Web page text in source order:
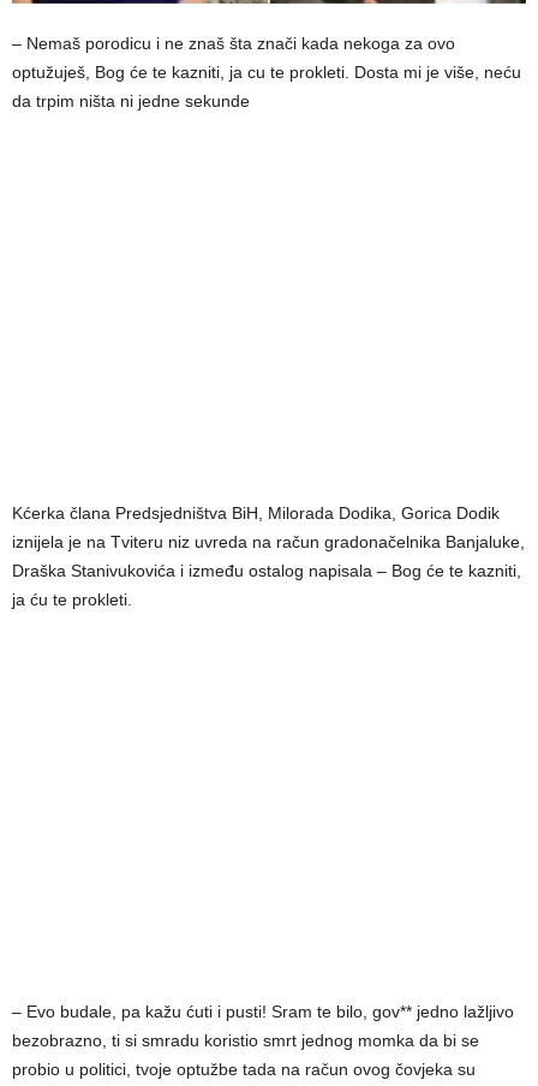
– Nemaš porodicu i ne znaš šta znači kada nekoga za ovo
optužuješ, Bog će te kazniti, ja cu te prokleti. Dosta mi je više, neću
da trpim ništa ni jedne sekunde
Kćerka člana Predsjedništva BiH, Milorada Dodika, Gorica Dodik
iznijela je na Tviteru niz uvreda na račun gradonačelnika Banjaluke,
Draška Stanivukovića i između ostalog napisala – Bog će te kazniti,
ja ću te prokleti.
– Evo budale, pa kažu ćuti i pusti! Sram te bilo, gov** jedno lažljivo
bezobrazno, ti si smradu koristio smrt jednog momka da bi se
probio u politici, tvoje optužbe tada na račun ovog čovjeka su